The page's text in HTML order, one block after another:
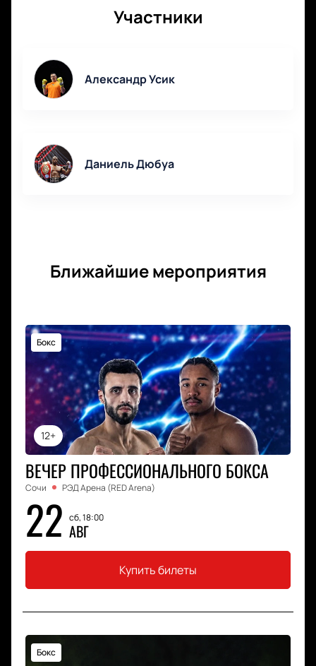
категорий. Оформите заказ заранее, чтобы занять
Участники
Александр Усик
Даниель Дюбуа
Ближайшие мероприятия
12+
Бокс
ВЕЧЕР ПРОФЕССИОНАЛЬНОГО БОКСА
Сочи РЭД Арена (RED Arena)
22 сб, 18:00
АВГ
Купить билеты
Бокс